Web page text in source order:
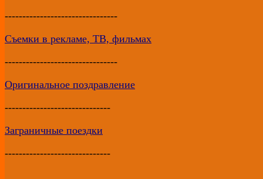
--------------------------------
Съемки в рекламе, ТВ, фильмах
--------------------------------
Оригинальное поздравление
------------------------------
Заграничные поездки
------------------------------